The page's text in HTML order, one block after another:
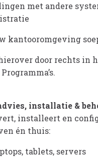
met andere
kantooromgeving
door rechts in
installatie &
installeert en
én thuis:
tablets, servers